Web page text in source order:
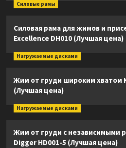
Силовые рамы
Силовая рама для жимов и
Excellence DH010 (Лучшая цена)
Нагружаемые дисками
Жим от груди широким хватом
(Лучшая цена)
Нагружаемые дисками
Жим от груди с независимыми
Digger HD001-5 (Лучшая цена)